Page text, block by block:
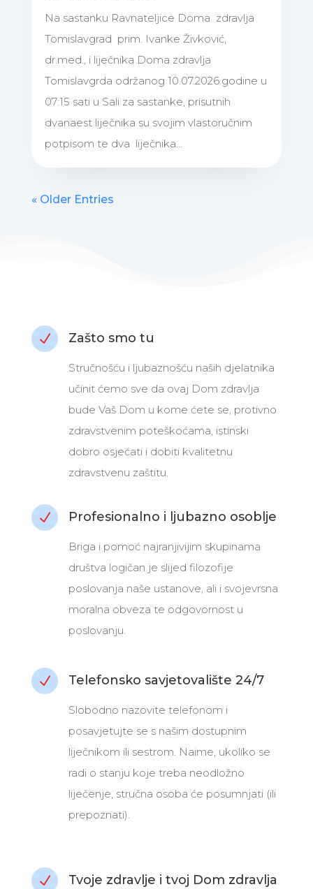
Na sastanku Ravnateljice Doma zdravlja
Tomislavgrad prim. Ivanke Živković,
dr.med., i liječnika Doma zdravlja
Tomislavgrda održanog 10.07.2026.godine u
07:15 sati u Sali za sastanke, prisutnih
dvanaest liječnika su svojim vlastoručnim
potpisom te dva liječnika...
« Older Entries
N Zašto smo tu
Stručnošću i ljubaznošću naših djelatnika
učinit ćemo sve da ovaj Dom zdravlja
bude Vaš Dom u kome ćete se, protivno
zdravstvenim poteškoćama, istinski
dobro osjećati i dobiti kvalitetnu
zdravstvenu zaštitu.
N Profesionalno i ljubazno osoblje
Briga i pomoć najranjivijim skupinama
društva logičan je slijed filozofije
poslovanja naše ustanove, ali i svojevrsna
moralna obveza te odgovornost u
poslovanju.
N Telefonsko savjetovalište 24/7
Slobodno nazovite telefonom i
posavjetujte se s našim dostupnim
liječnikom ili sestrom. Naime, ukoliko se
radi o stanju koje treba neodložno
liječenje, stručna osoba će posumnjati (ili
prepoznati).
N Tvoje zdravlje i tvoj Dom zdravlja